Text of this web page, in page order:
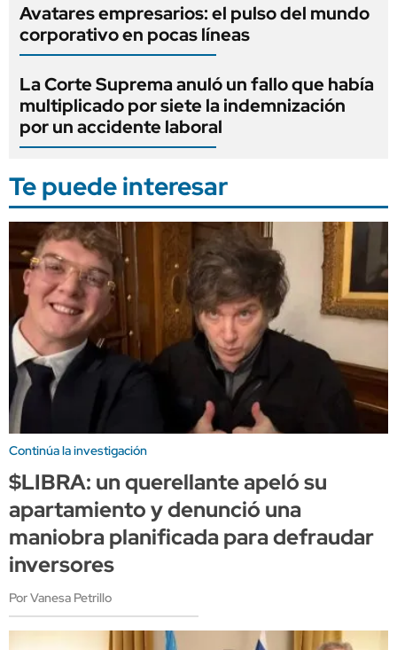
Avatares empresarios: el pulso del mundo
corporativo en pocas líneas
La Corte Suprema anuló un fallo que había
multiplicado por siete la indemnización
por un accidente laboral
Te puede interesar
Continúa la investigación
$LIBRA: un querellante apeló su
apartamiento y denunció una
maniobra planificada para defraudar
inversores
Por Vanesa Petrillo